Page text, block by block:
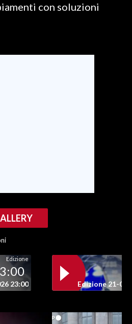
con soluzioni
Edizione
23:00 Edizione 21-05-